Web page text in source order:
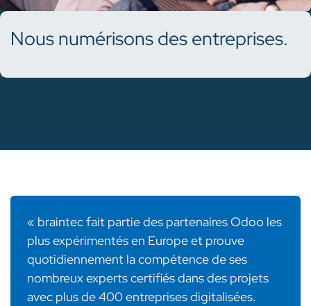
Nous numérisons des entreprises.
« braintec fait partie des partenaires Odoo les
plus expérimentés en Europe et prouve
quotidiennement la compétence de ses
nombreux experts certifiés dans des projets
avec plus de 400 entreprises digitalisées.